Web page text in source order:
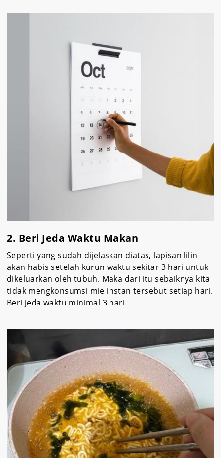
2. Beri Jeda Waktu Makan
Seperti yang sudah dijelaskan diatas, lapisan lilin
akan habis setelah kurun waktu sekitar 3 hari untuk
dikeluarkan oleh tubuh. Maka dari itu sebaiknya kita
tidak mengkonsumsi mie instan tersebut setiap hari.
Beri jeda waktu minimal 3 hari.